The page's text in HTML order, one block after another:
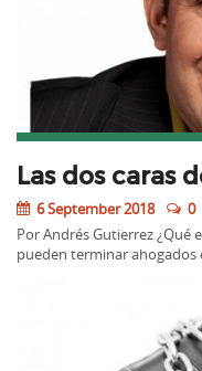
Las dos caras
6 September 2018
0
Por Andrés Gutierrez ¿Qué
pueden terminar ahogados